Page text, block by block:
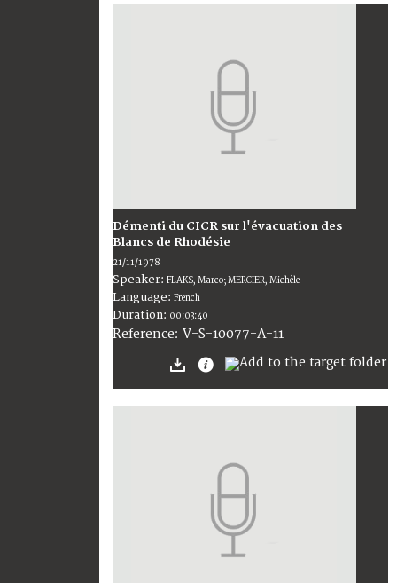
Démenti du CICR sur l'évacuation des
Blancs de Rhodésie
21/11/1978
Speaker: FLAKS, Marco; MERCIER, Michèle
Language: French
Duration: 00:03:40
Reference: V-S-10077-A-11